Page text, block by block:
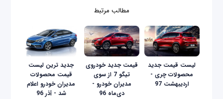
مطالب مرتبط
لیست قیمت جدید
محصولات چری -
اردیبهشت 97
قیمت جدید خودروی
تیگو 7 از سوی
مدیران خودرو -
دی‌ماه 96
جدید ترین لیست
قیمت محصولات
مدیران خودرو اعلام
شد - آذر 96